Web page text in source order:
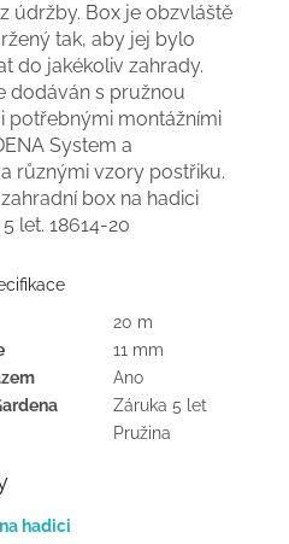
údržby. Box je obzvláště
tak, aby jej bylo
do jakékoliv zahrady.
dodáván s pružnou
potřebnými montážními
System a
různými vzory postřiku.
box na hadici
let. 18614-20
20 m
11 mm
Ano
Záruka 5 let
Pružina
hadici